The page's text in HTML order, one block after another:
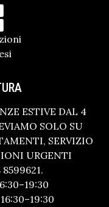
ESTIVE DAL 4
SOLO SU
SERVIZIO
URGENTI